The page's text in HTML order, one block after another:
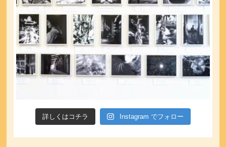
詳しくはコチラ Instagram でフォロー